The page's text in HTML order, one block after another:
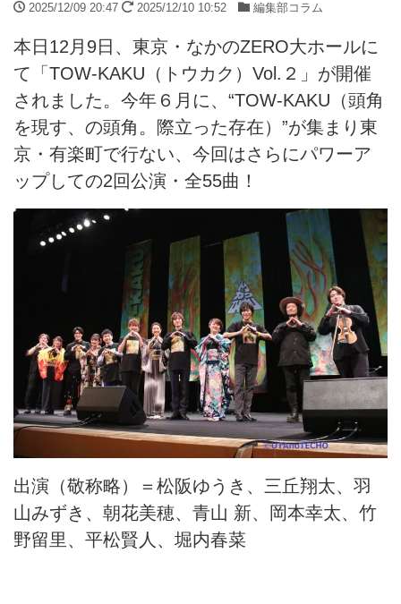
2025/12/09 20:47 2025/12/10 10:52 編集部コラム
本日12月9日、東京・なかのZERO大ホールに
て「TOW-KAKU（トウカク）Vol.２」が開催
されました。今年６月に、“TOW-KAKU（頭角
を現す、の頭角。際立った存在）”が集まり東
京・有楽町で行ない、今回はさらにパワーア
ップしての2回公演・全55曲！
出演（敬称略）＝松阪ゆうき、三丘翔太、羽
山みずき、朝花美穂、青山 新、岡本幸太、竹
野留里、平松賢人、堀内春菜